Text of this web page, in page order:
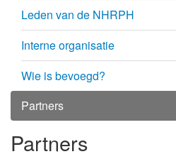
Leden van de NHRPH
Interne organisatie
Wie is bevoegd?
Partners
Partners